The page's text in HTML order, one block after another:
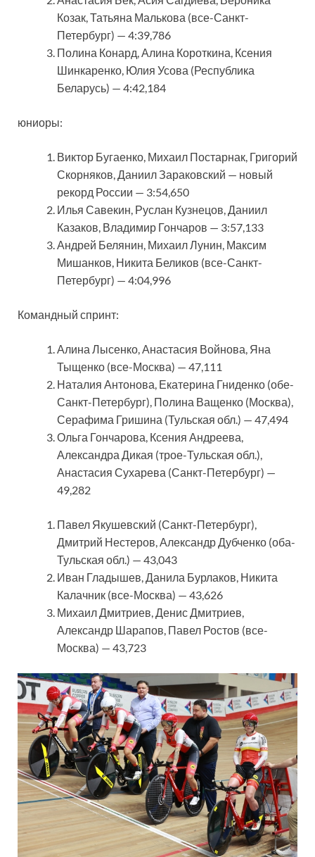
Козак, Татьяна Малькова (все-Санкт-
Петербург) — 4:39,786
Полина Конард, Алина Короткина, Ксения
Шинкаренко, Юлия Усова (Республика
Беларусь) — 4:42,184
юниоры:
Виктор Бугаенко, Михаил Постарнак, Григорий
Скорняков, Даниил Зараковский — новый
рекорд России — 3:54,650
Илья Савекин, Руслан Кузнецов, Даниил
Казаков, Владимир Гончаров — 3:57,133
Андрей Белянин, Михаил Лунин, Максим
Мишанков, Никита Беликов (все-Санкт-
Петербург) — 4:04,996
Командный спринт:
Алина Лысенко, Анастасия Войнова, Яна
Тыщенко (все-Москва) — 47,111
Наталия Антонова, Екатерина Гниденко (обе-
Санкт-Петербург), Полина Ващенко (Москва),
Серафима Гришина (Тульская обл.) — 47,494
Ольга Гончарова, Ксения Андреева,
Александра Дикая (трое-Тульская обл.),
Анастасия Сухарева (Санкт-Петербург) —
49,282
Павел Якушевский (Санкт-Петербург),
Дмитрий Нестеров, Александр Дубченко (оба-
Тульская обл.) — 43,043
Иван Гладышев, Данила Бурлаков, Никита
Калачник (все-Москва) — 43,626
Михаил Дмитриев, Денис Дмитриев,
Александр Шарапов, Павел Ростов (все-
Москва) — 43,723